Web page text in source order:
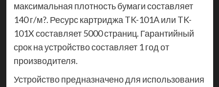
максимальная плотность бумаги составляет
140 г/м?. Ресурс картриджа TK-101A или TK-
101X составляет 5000 страниц. Гарантийный
срок на устройство составляет 1 год от
производителя.
Устройство предназначено для использования